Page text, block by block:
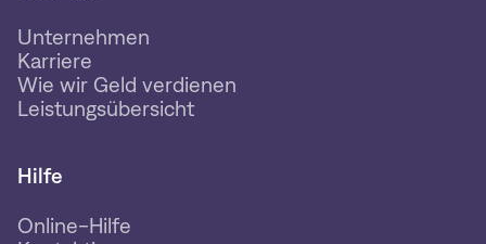
Unternehmen
Karriere
Wie wir Geld verdienen
Leistungsübersicht
Hilfe
Online-Hilfe